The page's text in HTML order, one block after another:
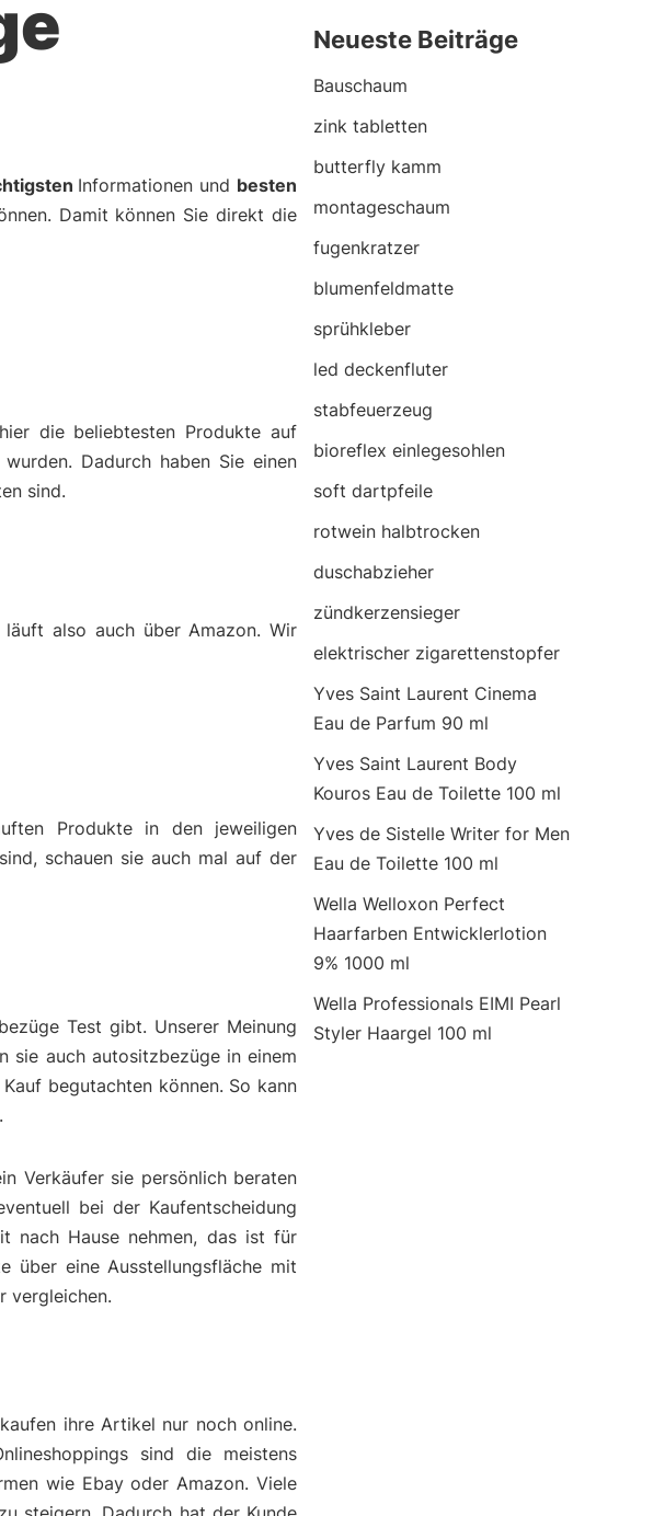
Informationen und besten
Damit können Sie direkt die
die beliebtesten Produkte auf
Dadurch haben Sie einen
sind.
also auch über Amazon. Wir
Produkte in den jeweiligen
schauen sie auch mal auf der
Test gibt. Unserer Meinung
sie auch autositzbezüge in einem
begutachten können. So kann
Verkäufer sie persönlich beraten
bei der Kaufentscheidung
nach Hause nehmen, das ist für
über eine Ausstellungsfläche mit
vergleichen.
ihre Artikel nur noch online.
sind die meistens
wie Ebay oder Amazon. Viele
Neueste Beiträge
Bauschaum
zink tabletten
butterfly kamm
montageschaum
fugenkratzer
blumenfeldmatte
sprühkleber
led deckenfluter
stabfeuerzeug
bioreflex einlegesohlen
soft dartpfeile
rotwein halbtrocken
duschabzieher
zündkerzensieger
elektrischer zigarettenstopfer
Yves Saint Laurent Cinema
Eau de Parfum 90 ml
Yves Saint Laurent Body
Kouros Eau de Toilette 100 ml
Yves de Sistelle Writer for Men
Eau de Toilette 100 ml
Wella Welloxon Perfect
Haarfarben Entwicklerlotion
9% 1000 ml
Wella Professionals EIMI Pearl
Styler Haargel 100 ml